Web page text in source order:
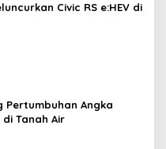
Civic RS e:HEV di
Pertumbuhan Angka
Tanah Air